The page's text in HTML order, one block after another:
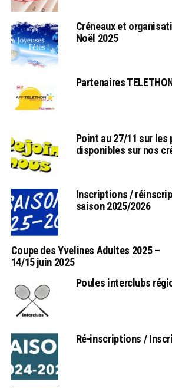
Créneaux et
Noël 2025
Partenaires
Point au 27/11 sur
disponibles sur nos
Inscriptions /
saison 2025/2026
Coupe des Yvelines Adultes 2025 –
14/15 juin 2025
Poules interclubs
Ré-inscriptions /